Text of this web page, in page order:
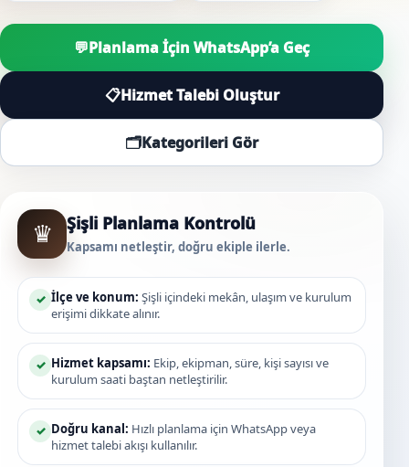
💬Planlama İçin WhatsApp’a Geç
📋Hizmet Talebi Oluştur
🗂️Kategorileri Gör
♛ Şişli Planlama Kontrolü
Kapsamı netleştir, doğru ekiple ilerle.
✓ İlçe ve konum: Şişli içindeki mekân, ulaşım ve kurulum
erişimi dikkate alınır.
✓ Hizmet kapsamı: Ekip, ekipman, süre, kişi sayısı ve
kurulum saati baştan netleştirilir.
✓ Doğru kanal: Hızlı planlama için WhatsApp veya
hizmet talebi akışı kullanılır.